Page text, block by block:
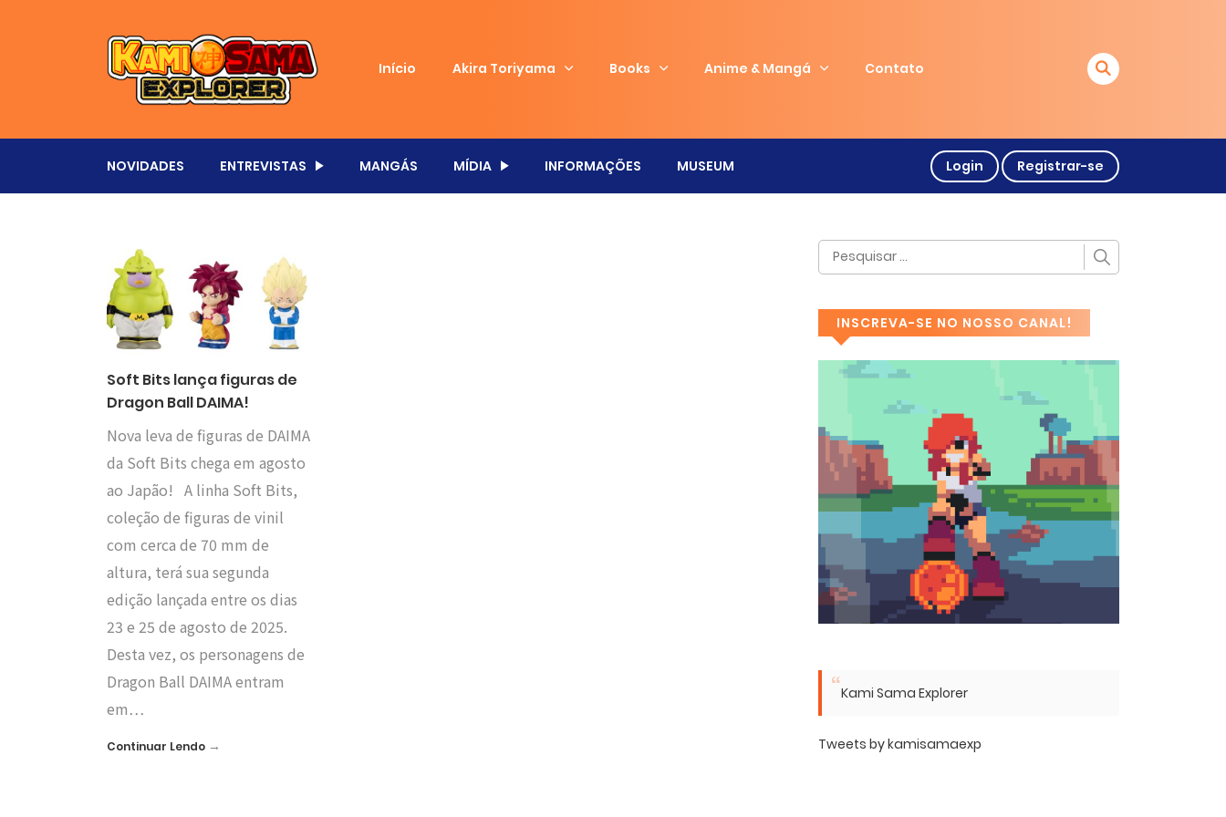
Início Akira Toriyama Books Anime & Mangá Contato
NOVIDADES ENTREVISTAS MANGÁS MÍDIA INFORMAÇÕES MUSEUM Login Registrar-se
Soft Bits lança figuras de
Dragon Ball DAIMA!
Nova leva de figuras de DAIMA
da Soft Bits chega em agosto
ao Japão! A linha Soft Bits,
coleção de figuras de vinil
com cerca de 70 mm de
altura, terá sua segunda
edição lançada entre os dias
23 e 25 de agosto de 2025.
Desta vez, os personagens de
Dragon Ball DAIMA entram
em…
Continuar Lendo →
INSCREVA-SE NO NOSSO CANAL!
Kami Sama Explorer
Tweets by kamisamaexp